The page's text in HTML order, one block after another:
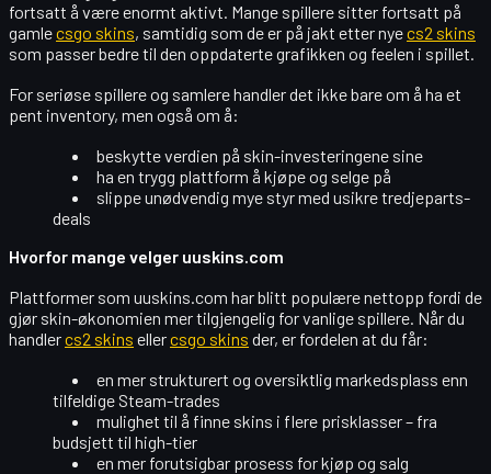
fortsatt å være enormt aktivt. Mange spillere sitter fortsatt på
gamlecsgo skins, samtidig som de er på jakt etter nyecs2 skins
som passer bedre til den oppdaterte grafikken og feelen i spillet.
For seriøse spillere og samlere handler det ikke bare om å ha et
pent inventory, men også om å:
beskytte verdien på skin-investeringene sine
ha en trygg plattform å kjøpe og selge på
slippe unødvendig mye styr med usikre tredjeparts-
deals
Hvorfor mange velger uuskins.com
Plattformer som uuskins.com har blitt populære nettopp fordi de
gjør skin-økonomien mer tilgjengelig for vanlige spillere. Når du
handlercs2 skins ellercsgo skins der, er fordelen at du får:
en mer strukturert og oversiktlig markedsplass enn
tilfeldige Steam-trades
mulighet til å finne skins i flere prisklasser – fra
budsjett til high-tier
en mer forutsigbar prosess for kjøp og salg